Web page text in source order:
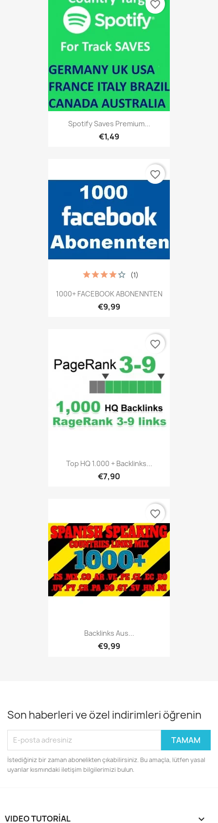
Spotify Saves Premium...
€1,49
favorite_border
1000+ FACEBOOK ABONENNTEN
€9,99
(1)
favorite_border
Top HQ 1.000 + Backlinks...
€7,90
favorite_border
Backlinks Aus...
€9,99
favorite_border
Son haberleri ve özel indirimleri öğrenin
İstediğiniz bir zaman abonelikten çıkabilirsiniz. Bu amaçla, lütfen yasal
uyarılar kısmındaki iletişim bilgilerimizi bulun.
VIDEO TUTORIAL 